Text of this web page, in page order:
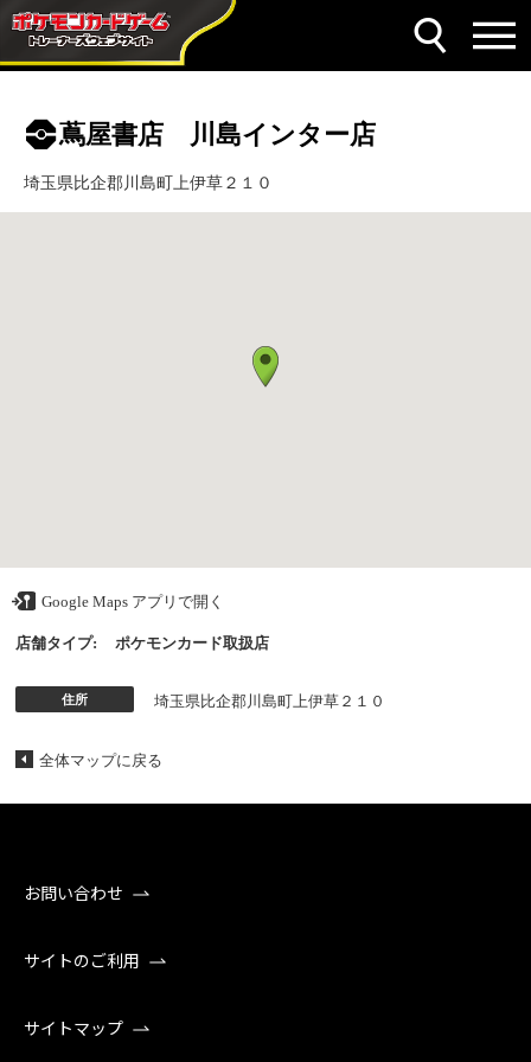
蔦屋書店 川島インター店
埼玉県比企郡川島町上伊草２１０
Google Maps アプリで開く
店舗タイプ: ポケモンカード取扱店
住所 埼玉県比企郡川島町上伊草２１０
全体マップに戻る
お問い合わせ
サイトのご利用
サイトマップ